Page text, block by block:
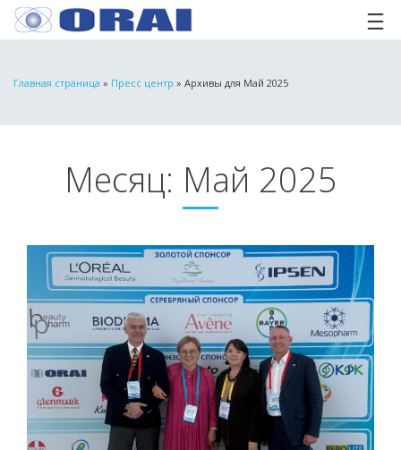
Главная страница » Пресс центр » Архивы для Май 2025
Месяц: Май 2025